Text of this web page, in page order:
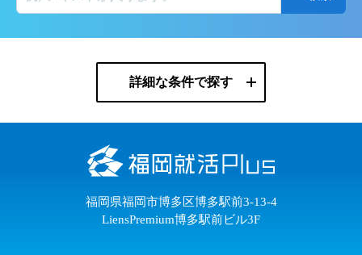
詳細な条件で探す
福岡県福岡市博多区博多駅前3-13-4
LiensPremium博多駅前ビル3F